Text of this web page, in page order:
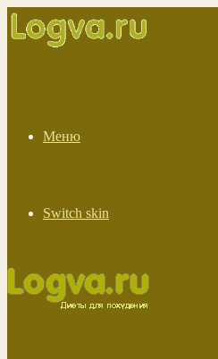
Меню
Switch skin